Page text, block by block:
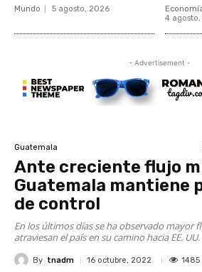
Mundo 5 agosto, 2026
4
- Advertisement -